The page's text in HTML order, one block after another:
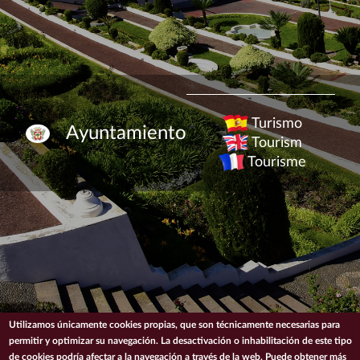
Ayuntamiento
Turismo
Tourism
Tourisme
Utilizamos únicamente cookies propias, que son técnicamente necesarias para
permitir y optimizar su navegación. La desactivación o inhabilitación de este tipo
de cookies podría afectar a la navegación a través de la web. Puede obtener más